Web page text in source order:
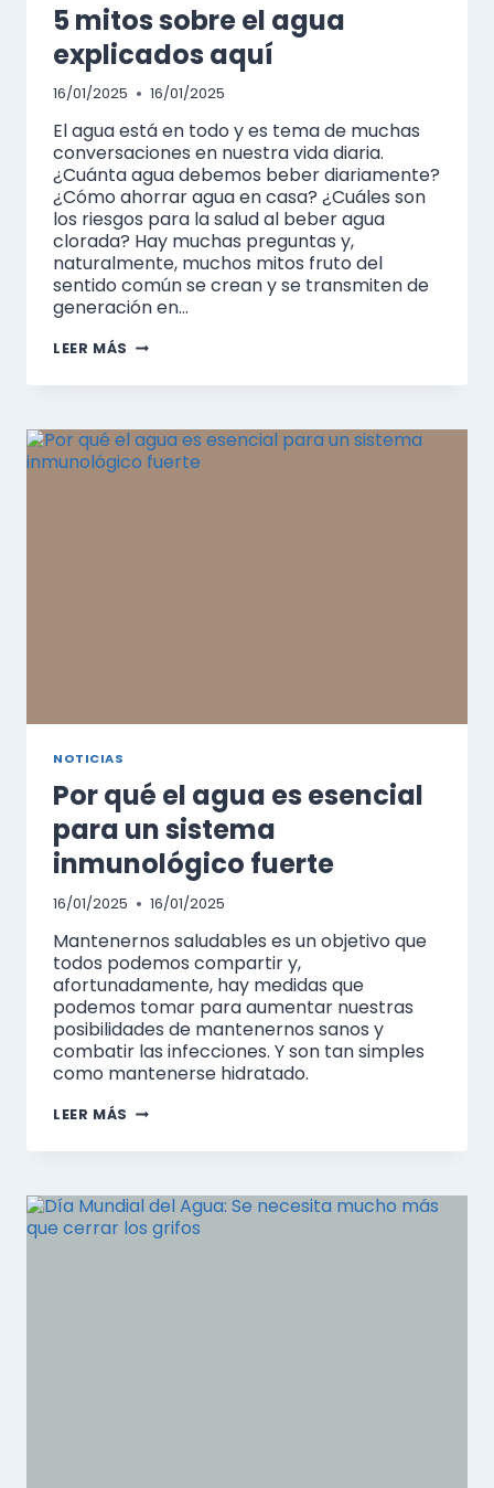
5 mitos sobre el agua
explicados aquí
16/01/2025 16/01/2025
El agua está en todo y es tema de muchas
conversaciones en nuestra vida diaria.
¿Cuánta agua debemos beber diariamente?
¿Cómo ahorrar agua en casa? ¿Cuáles son
los riesgos para la salud al beber agua
clorada? Hay muchas preguntas y,
naturalmente, muchos mitos fruto del
sentido común se crean y se transmiten de
generación en…
LEER MÁS 5
EXPLICADOS
AQUÍ
NOTICIAS
Por qué el agua es esencial
para un sistema
inmunológico fuerte
16/01/2025 16/01/2025
Mantenernos saludables es un objetivo que
todos podemos compartir y,
afortunadamente, hay medidas que
podemos tomar para aumentar nuestras
posibilidades de mantenernos sanos y
combatir las infecciones. Y son tan simples
como mantenerse hidratado.
LEER MÁS POR
ESENCIAL
PARA
UN